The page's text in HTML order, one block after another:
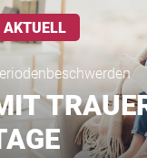
AKTUELL